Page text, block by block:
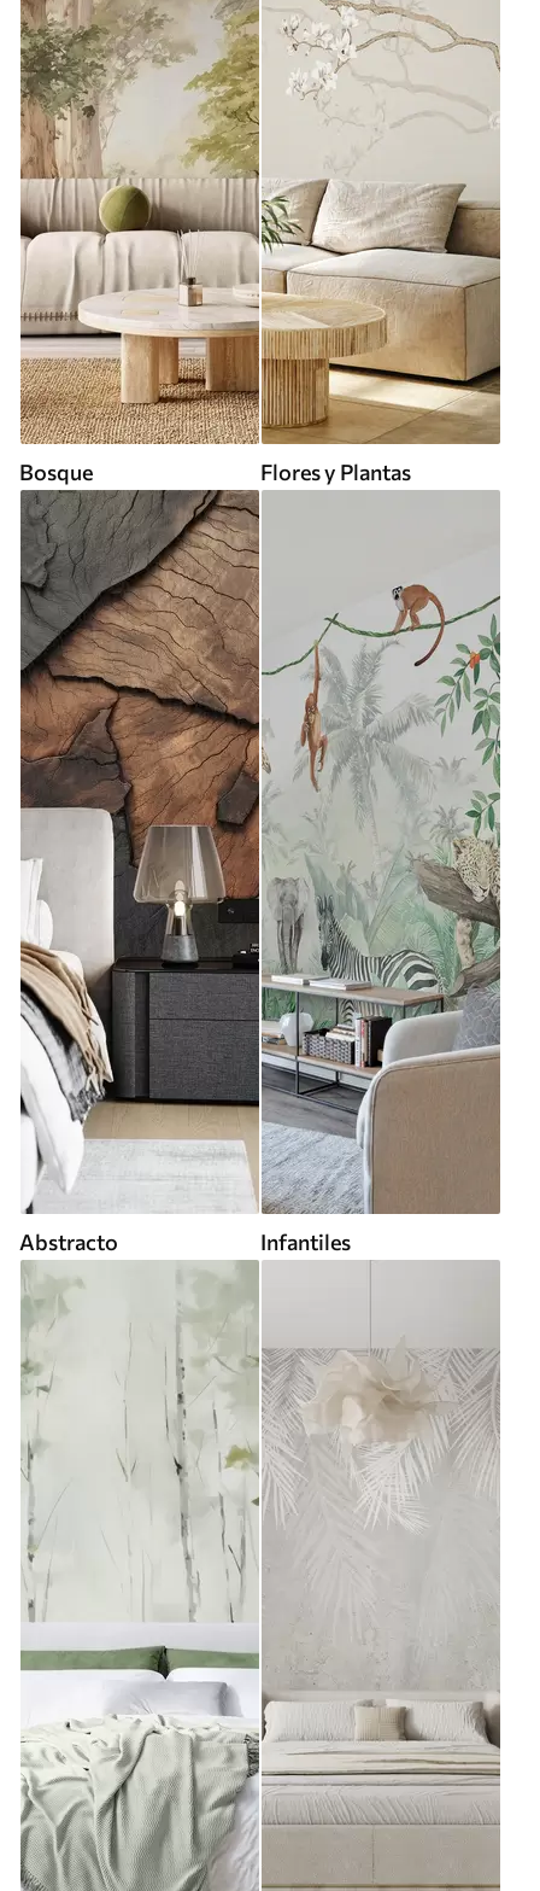
Bosque Flores y Plantas
Abstracto Infantiles